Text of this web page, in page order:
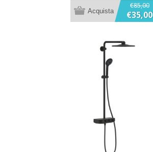
€85,00
€35,00